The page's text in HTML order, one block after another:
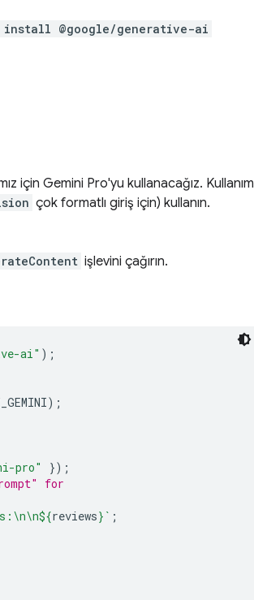
install @google/generative-ai
için Gemini Pro'yu kullanacağız. Kullanım
çok formatlı giriş için) kullanın.
işlevini çağırın.
ai" );
);
pro"
});
for
${reviews} ` ;